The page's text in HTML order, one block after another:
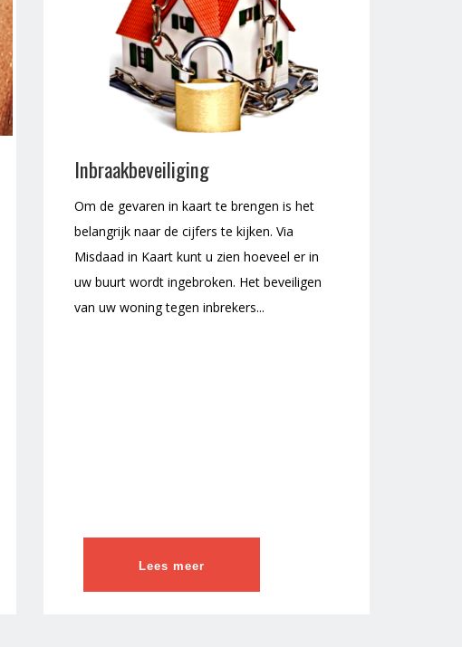
Inbraakbeveiliging
Om de gevaren in kaart te brengen is het
belangrijk naar de cijfers te kijken. Via
Misdaad in Kaart kunt u zien hoeveel er in
uw buurt wordt ingebroken. Het beveiligen
van uw woning tegen inbrekers...
Lees meer